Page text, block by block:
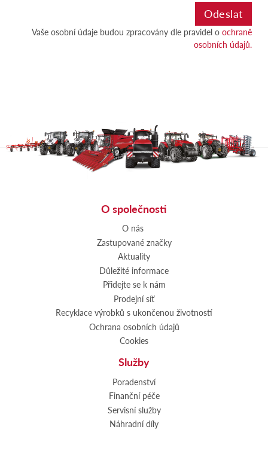
Vaše osobní údaje budou zpracovány dle pravidel o ochraně
osobních údajů.
O společnosti
O nás
Zastupované značky
Aktuality
Důležité informace
Přidejte se k nám
Prodejní síť
Recyklace výrobků s ukončenou životností
Ochrana osobních údajů
Cookies
Služby
Poradenství
Finanční péče
Servisní služby
Náhradní díly